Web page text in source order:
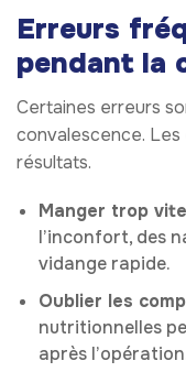
Erreurs
pendant la
Certaines erreurs
convalescence. Les
résultats.
Manger trop
l’inconfort, des
vidange rapide.
Oublier les
nutritionnelles
après